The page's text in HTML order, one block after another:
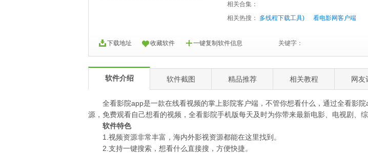
相关合集：
相关热搜： 多线程下载工具) 看电影网客户端
下载地址 收藏软件 一键复制软件信息 关键字：
软件介绍 软件截图 精品推荐 相关教程 网友
全看影院app是一款在线看视频的掌上影院客户端，不管你想看什么，通过全看影院
源，免费观看自己想看的视频，全看影院手机版每天及时为你带来最新电影、电视剧、
软件特色
1.视频资源非常丰富，海内外影视资源都能在这里找到。
2.支持一键搜索，想看什么直接搜，方便快捷。